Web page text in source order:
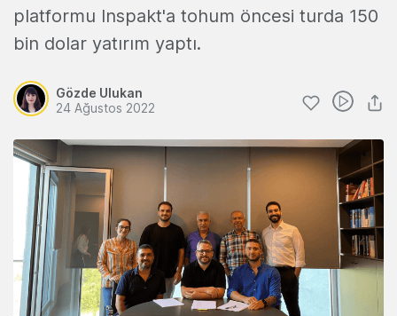
platformu Inspakt'a tohum öncesi turda 150
bin dolar yatırım yaptı.
Gözde Ulukan
24 Ağustos 2022